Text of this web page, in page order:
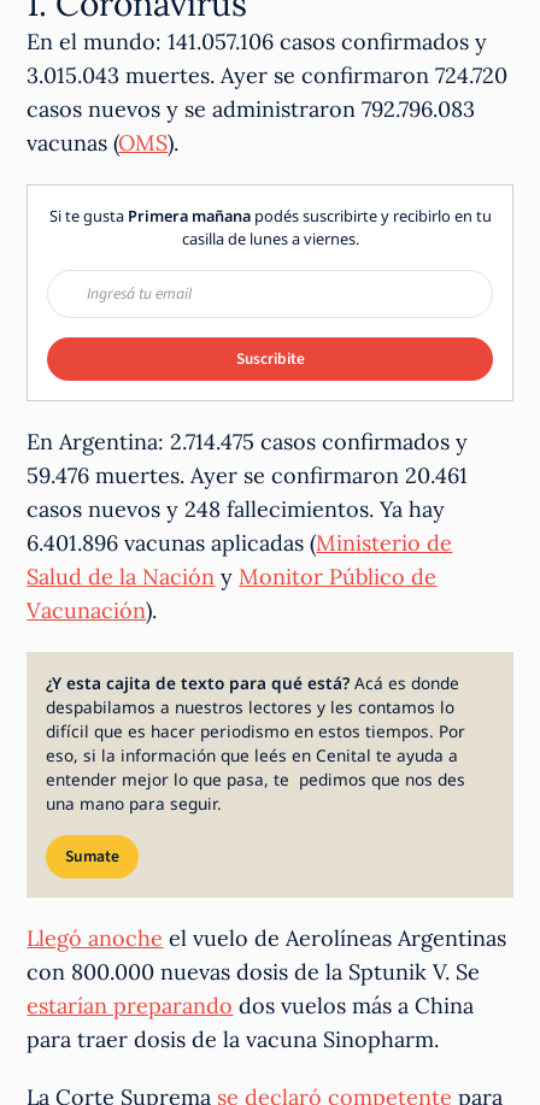
En el mundo: 141.057.106 casos confirmados y
3.015.043 muertes. Ayer se confirmaron 724.720
casos nuevos y se administraron 792.796.083
vacunas (OMS).
Si te gusta Primera mañanapodés suscribirte y recibirlo en tu
casilla de lunes a viernes.
Suscribite
En Argentina: 2.714.475 casos confirmados y
59.476 muertes. Ayer se confirmaron 20.461
casos nuevos y 248 fallecimientos. Ya hay
6.401.896 vacunas aplicadas (Ministerio de
Salud de la Nación yMonitor Público de
Vacunación).
¿Y esta cajita de texto para qué está?Acá es donde
despabilamos a nuestros lectores y les contamos lo
difícil que es hacer periodismo en estos tiempos. Por
eso, si la información que leés en Cenital te ayuda a
entender mejor lo que pasa, te pedimos que nos des
una mano para seguir.
Sumate
Llegó anoche el vuelo de Aerolíneas Argentinas
con 800.000 nuevas dosis de la Sptunik V. Se
estarían preparando dos vuelos más a China
para traer dosis de la vacuna Sinopharm.
La Corte Suprema se declaró competente para